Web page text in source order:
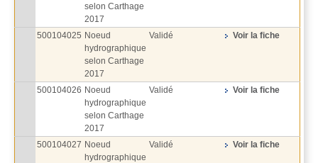
selon Carthage
2017
500104025 Noeud
hydrographique
selon Carthage
2017
Validé Voir la fiche
500104026 Noeud
hydrographique
selon Carthage
2017
Validé Voir la fiche
500104027 Noeud
hydrographique
Validé Voir la fiche